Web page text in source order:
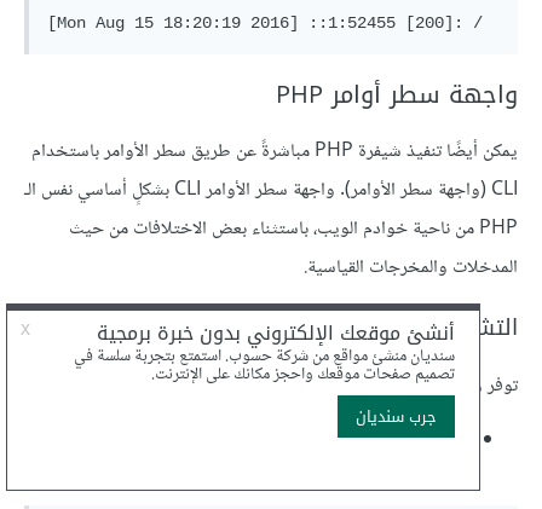
واجهة سطر أوامر PHP
يمكن أيضًا تنفيذ شيفرة PHP مباشرةً عن طريق سطر الأوامر باستخدام
CLI (واجهة سطر الأوامر). واجهة سطر الأوامر CLI بشكلٍ أساسي نفس الـ
PHP من ناحية خوادم الويب، باستثناء بعض الاختلافات من حيث
المدخلات والمخرجات القياسية.
التشغيل
توفر واجهة سطر الأوامر في PHP أربع طرائق لتشغيل شيفرة PHP:
دخل قياسي (Standard input): نفذ الأمر